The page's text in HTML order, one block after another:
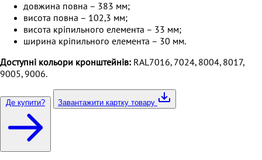
довжина повна – 383 мм;
висота повна – 102,3 мм;
висота кріпильного елемента – 33 мм;
ширина кріпильного елемента – 30 мм.
Доступні кольори кронштейнів: RAL7016, 7024, 8004, 8017,
9005, 9006.
Де купити? Завантажити картку товару